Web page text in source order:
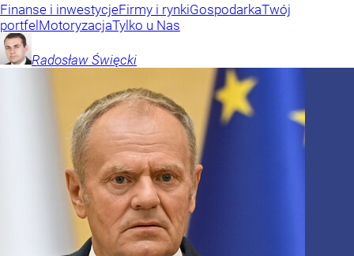
Finanse i inwestycjeFirmy i rynkiGospodarkaTwój
portfelMotoryzacjaTylko u Nas
Radosław Święcki